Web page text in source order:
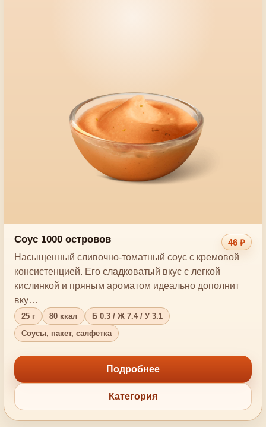
Соус 1000 островов
46 ₽
Насыщенный сливочно-томатный соус с кремовой
консистенцией. Его сладковатый вкус с легкой
кислинкой и пряным ароматом идеально дополнит
вку…
25 г 80 ккал
Б 0.3 / Ж 7.4 / У 3.1
Соусы, пакет, салфетка
Подробнее
Категория